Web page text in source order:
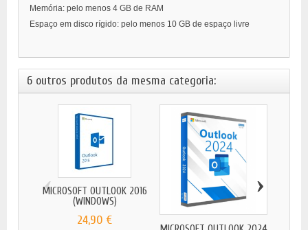
Memória: pelo menos 4 GB de RAM
Espaço em disco rígido: pelo menos 10 GB de espaço livre
6 outros produtos da mesma categoria:
MICROSOFT OUTLOOK 2016
(WINDOWS)
24,90 €
‹ ›